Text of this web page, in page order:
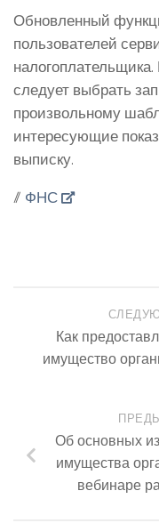
Обновленный
пользователей
следует выбрать
произвольному
интересующие
выписку.
// ФНС
Как
имущество
Об основных
имущества
вебинаре